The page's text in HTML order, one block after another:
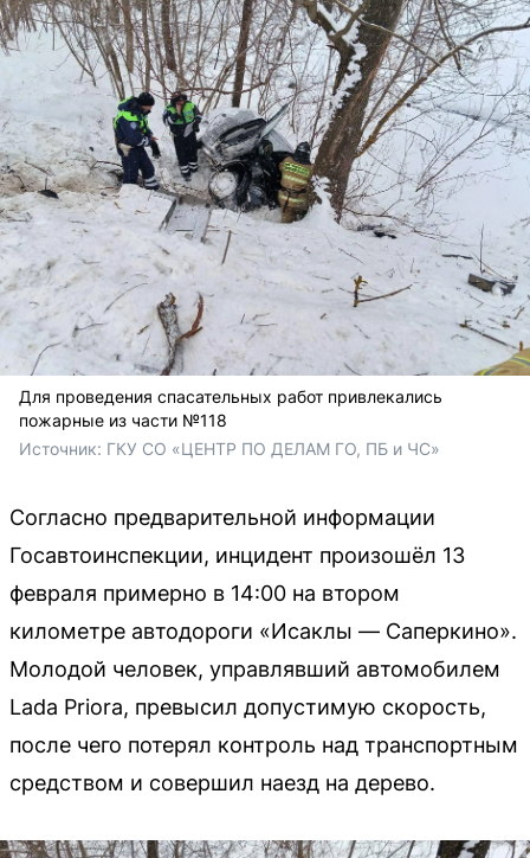
Для проведения спасательных работ привлекались
пожарные из части №118
Источник: ГКУ СО «ЦЕНТР ПО ДЕЛАМ ГО, ПБ и ЧС»
Согласно предварительной информации
Госавтоинспекции, инцидент произошёл 13
февраля примерно в 14:00 на втором
километре автодороги «Исаклы — Саперкино».
Молодой человек, управлявший автомобилем
Lada Priora, превысил допустимую скорость,
после чего потерял контроль над транспортным
средством и совершил наезд на дерево.